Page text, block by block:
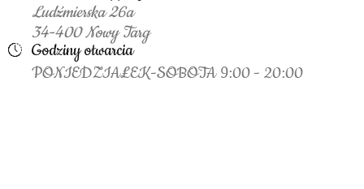
Ludźmierska 26a
34-400 Nowy Targ
Godziny otwarcia
PONIEDZIAŁEK-SOBOTA 9:00 - 20:00